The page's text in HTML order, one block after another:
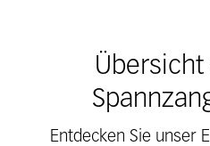
Übersicht
Entdecken Sie unser